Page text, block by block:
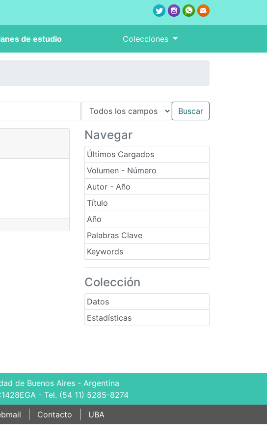
de estudio Colecciones
Navegar
Últimos Cargados
Volumen - Número
Autor - Año
Título
Año
Palabras Clave
Keywords
Colección
Datos
Estadísticas
de Buenos Aires - Argentina
- Tel. (54 11) 5285-8274
Contacto UBA